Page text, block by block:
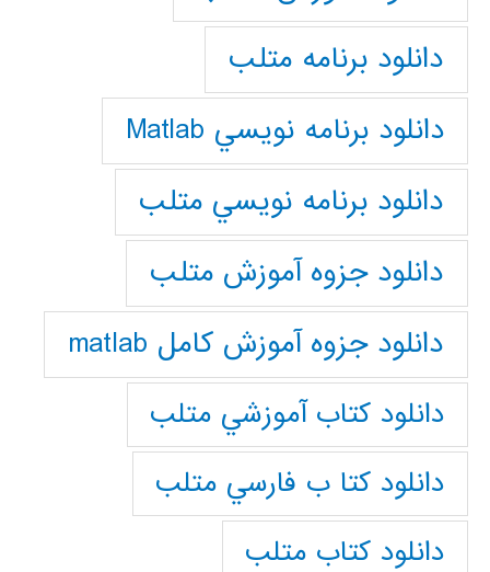
دانلود برنامه متلب
دانلود برنامه نويسي Matlab
دانلود برنامه نويسي متلب
دانلود جزوه آموزش متلب
دانلود جزوه آموزش کامل matlab
دانلود كتاب آموزشي متلب
دانلود كتا ب فارسي متلب
دانلود كتاب متلب